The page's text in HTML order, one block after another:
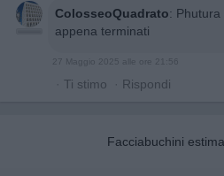
ColosseoQuadrato:
appena terminati
27 Maggio 2025 alle ore 21:56
· Ti stimo · Rispondi
Facciabuchini